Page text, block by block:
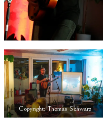
Copyright: Thomas Schwarz